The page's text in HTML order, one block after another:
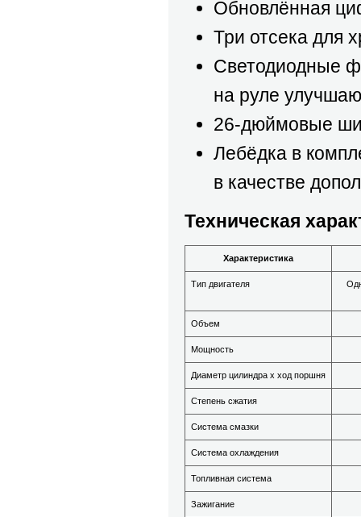
Обновлённая
Три отсека для
Светодиодные
на руле
26-дюймовые
Лебёдка в
в качестве
Техническая
Характеристика
Тип двигателя
Объем
Мощность
Диаметр цилиндра х ход поршня
Степень сжатия
Система смазки
Система охлаждения
Топливная система
Зажигание